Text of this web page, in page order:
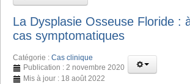
La Dysplasie Osseuse Floride :
cas symptomatiques
Catégorie : Cas clinique
Publication : 2 novembre 2020
Mis à jour : 18 août 2022